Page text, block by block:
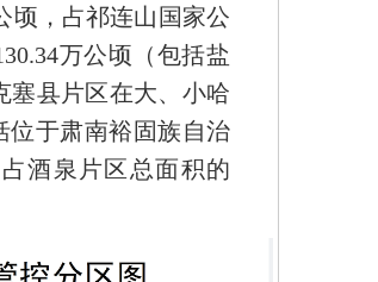
顷，占祁连山国家公
万公顷（包括盐
塞县片区在大、小哈
位于肃南裕固族自治
酒泉片区总面积的